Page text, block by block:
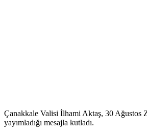
Çanakkale Valisi İlhami Aktaş, 30 Ağustos
yayımladığı mesajla kutladı.